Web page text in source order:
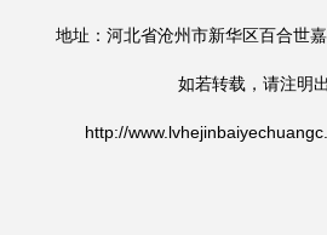
地址：河北省沧州市新华区百合世
如若转载，请注明
http://